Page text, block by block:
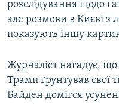
розслідування щодо
але розмови в Києві з
показують іншу
Журналіст нагадує,
Трамп ґрунтував свої
Байден домігся